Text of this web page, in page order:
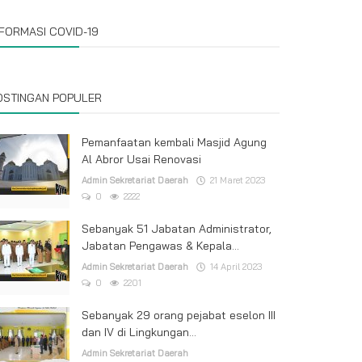
COVID-19
POPULER
Pemanfaatan kembali Masjid Agung
Al Abror Usai Renovasi
Admin Sekretariat Daerah
21 Maret 2023
0
2222
Sebanyak 51 Jabatan Administrator,
Jabatan Pengawas & Kepala...
Admin Sekretariat Daerah
14 April 2023
0
2201
Sebanyak 29 orang pejabat eselon III
dan IV di Lingkungan...
Admin Sekretariat Daerah